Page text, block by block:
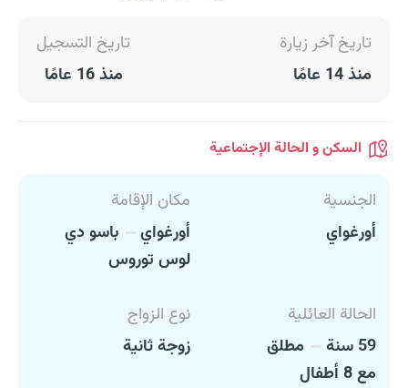
تاريخ آخر زيارة
منذ 14 عامًا
تاريخ التسجيل
منذ 16 عامًا
السكن و الحالة الإجتماعية
الجنسية
أورغواي
مكان الإقامة
أورغواي
باسو دي
لوس توروس
الحالة العائلية
59 سنة
مطلق
مع 8 أطفال
نوع الزواج
زوجة ثانية